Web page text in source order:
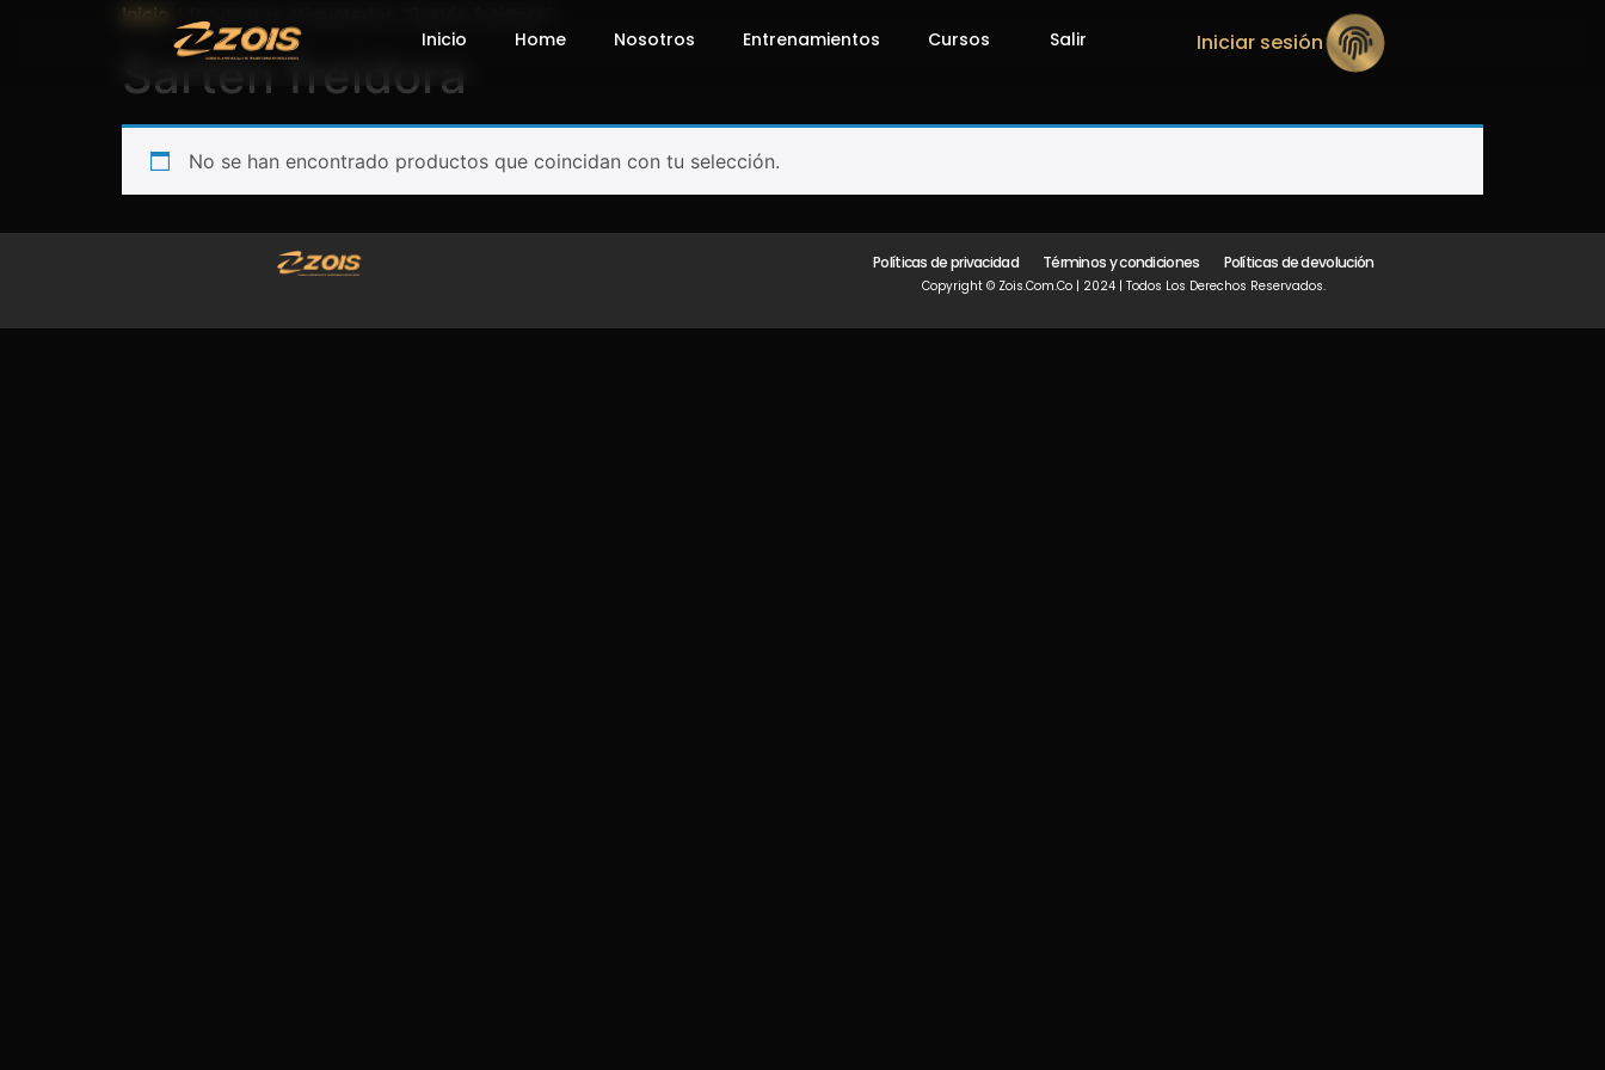
Inicio Home Nosotros Entrenamientos Cursos Salir Iniciar sesión
Inicio / Productos etiquetados “Sartén freidora”
Sartén freidora
No se han encontrado productos que coincidan con tu selección.
Políticas de privacidad Términos y condiciones Políticas de devolución
Copyright © Zois.com.co | 2024 | Todos Los Derechos Reservados.